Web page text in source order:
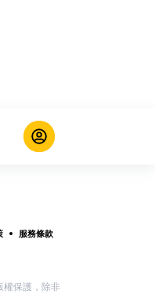
服務條款
權保護，除非